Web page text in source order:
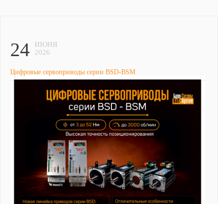
24
ИЮНЯ
2026
Цифровые сервоприводы серии BSD-BSM